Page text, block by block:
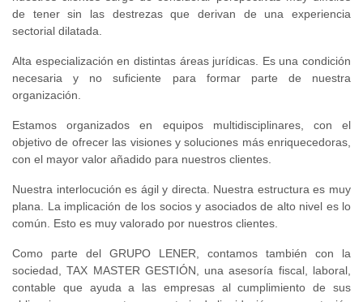
de tener sin las destrezas que derivan de una experiencia
sectorial dilatada.
Alta especialización en distintas áreas jurídicas. Es una condición
necesaria y no suficiente para formar parte de nuestra
organización.
Estamos organizados en equipos multidisciplinares, con el
objetivo de ofrecer las visiones y soluciones más enriquecedoras,
con el mayor valor añadido para nuestros clientes.
Nuestra interlocución es ágil y directa. Nuestra estructura es muy
plana. La implicación de los socios y asociados de alto nivel es lo
común. Esto es muy valorado por nuestros clientes.
Como parte del GRUPO LENER, contamos también con la
sociedad, TAX MASTER GESTIÓN, una asesoría fiscal, laboral,
contable que ayuda a las empresas al cumplimiento de sus